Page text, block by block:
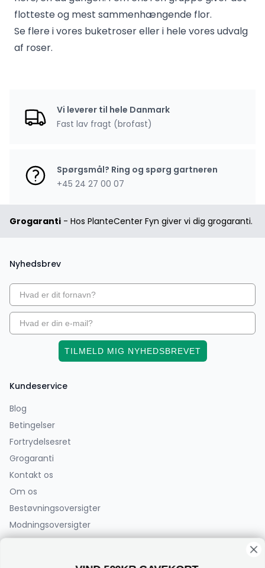
flotteste og mest sammenhængende flor.
Se flere i vores buketrosereller i hele vores udvalg
af roser.
Vi leverer til hele Danmark
Fast lav fragt (brofast)
Spørgsmål? Ring og spørg gartneren
+45 24 27 00 07
Grogaranti - Hos PlanteCenter Fyn giver vi dig grogaranti.
Kundeservice
Blog
Betingelser
Fortrydelsesret
Grogaranti
Kontakt os
Om os
Bestøvningsoversigter
Modningsoversigter
Nyhedsbrev
TILMELD MIG NYHEDSBREVET